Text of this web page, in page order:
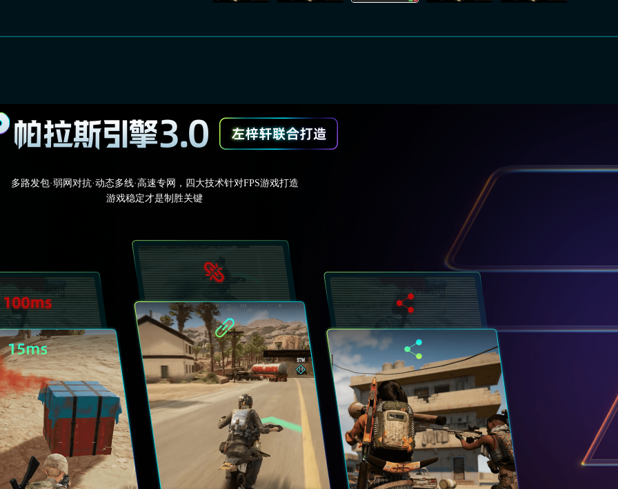
多路发包·弱网对抗·动态多线·高速专网，四大技术针对FPS游戏打造
游戏稳定才是制胜关键